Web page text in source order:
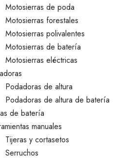
Motosierras de poda
Motosierras forestales
Motosierras polivalentes
Motosierras de batería
Motosierras eléctricas
Podadoras de altura
Podadoras de altura de batería
de batería
manuales
Tijeras y cortasetos
Serruchos